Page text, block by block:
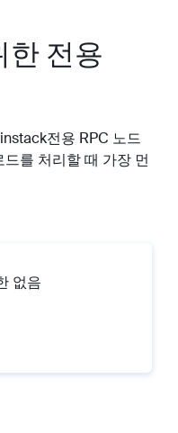
한 전용
전용 RPC 노드
를 처리할 때 가장 먼
없음